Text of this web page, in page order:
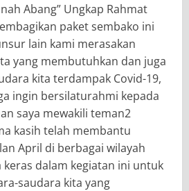
Abang” Ungkap Rahmat
paket sembako ini
lain kami merasakan
yang membutuhkan dan juga
kita terdampak Covid-19,
ingin bersilaturahmi kepada
saya mewakili teman2
kasih telah membantu
April di berbagai wilayah
keras dalam kegiatan ini untuk
saudara kita yang